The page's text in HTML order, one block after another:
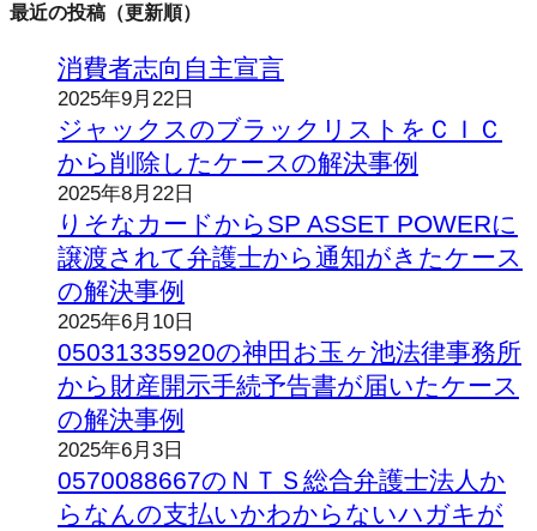
最近の投稿（更新順）
消費者志向自主宣言
2025年9月22日
ジャックスのブラックリストをＣＩＣ
から削除したケースの解決事例
2025年8月22日
りそなカードからSP ASSET POWERに
譲渡されて弁護士から通知がきたケース
の解決事例
2025年6月10日
05031335920の神田お玉ヶ池法律事務所
から財産開示手続予告書が届いたケース
の解決事例
2025年6月3日
0570088667のＮＴＳ総合弁護士法人か
らなんの支払いかわからないハガキが